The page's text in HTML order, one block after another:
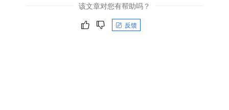
该文章对您有帮助吗？
反馈